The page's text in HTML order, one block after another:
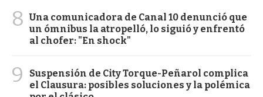
8 Una comunicadora de Canal 10 denunció que
un ómnibus la atropelló, lo siguió y enfrentó
al chofer: "En shock"
9
Suspensión de City Torque-Peñarol complica
el Clausura: posibles soluciones y la polémica